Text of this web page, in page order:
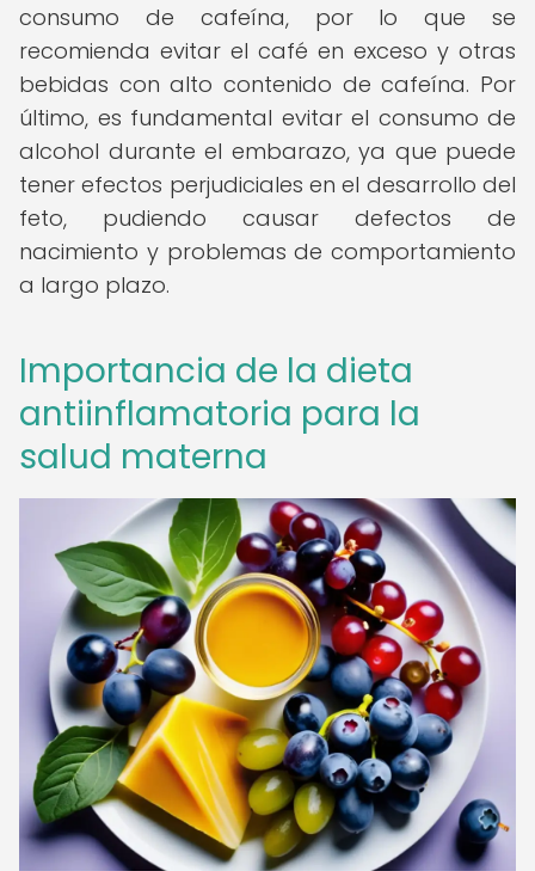
consumo de cafeína, por lo que se
recomienda evitar el café en exceso y otras
bebidas con alto contenido de cafeína. Por
último, es fundamental evitar el consumo de
alcohol durante el embarazo, ya que puede
tener efectos perjudiciales en el desarrollo del
feto, pudiendo causar defectos de
nacimiento y problemas de comportamiento
a largo plazo.
Importancia de la dieta
antiinflamatoria para la
salud materna